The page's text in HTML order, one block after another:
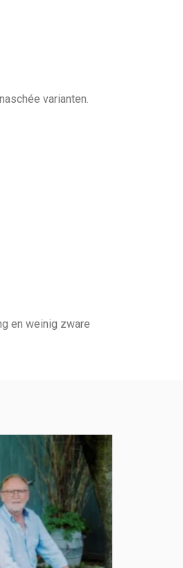
varianten.
en weinig zware